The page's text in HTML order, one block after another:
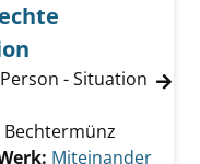
Das "innere
- Situation
Verfasser
Miteinander